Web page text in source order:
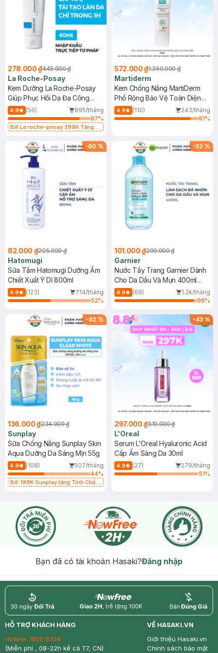
278.000 ₫445.000 ₫
La Roche-Posay
Kem Dưỡng La Roche-Posay
Giúp Phục Hồi Da Đa Công
Dụng 40ml
4.9 (56)
895/tháng
87%
Bill La roche-posay 399K Tặng
(SL có hạn)
572.000 ₫1.350.000 ₫
Martiderm
Kem Chống Nắng MartiDerm
Phổ Rộng Bảo Vệ Toàn Diện
40ml
4.9 (110)
243/tháng
91%
-60 %
82.000 ₫205.000 ₫
Hatomugi
Sữa Tắm Hatomugi Dưỡng Ẩm
Chiết Xuất Ý Dĩ 800ml
4.9 (123)
714/tháng
52%
-52 %
101.000 ₫209.000 ₫
Garnier
Nước Tẩy Trang Garnier Dành
Cho Da Dầu Và Mụn 400ml
(Mới)
4.9 (69)
1.2k/tháng
96%
-42 %
136.000 ₫234.000 ₫
Sunplay
Sữa Chống Nắng Sunplay Skin
Aqua Dưỡng Da Sáng Mịn 55g
4.9 (108)
507/tháng
44%
Bill 199K Sunplay tặng Tinh Chất
-43%
297.000 ₫519.000 ₫
L'Oreal
Serum L'Oreal Hyaluronic Acid
Cấp Ẩm Sáng Da 30ml
4.9 (27)
279/tháng
51%
Bạn đã có tài khoản Hasaki?Đăng nhập
return nowfree price
HỖ TRỢ KHÁCH HÀNG
Hotline: 1800 6324
(Miễn phí , 08-22h kể cả T7, CN)
VỀ HASAKI.VN
Giới thiệu Hasaki.vn
Chính sách bảo mật